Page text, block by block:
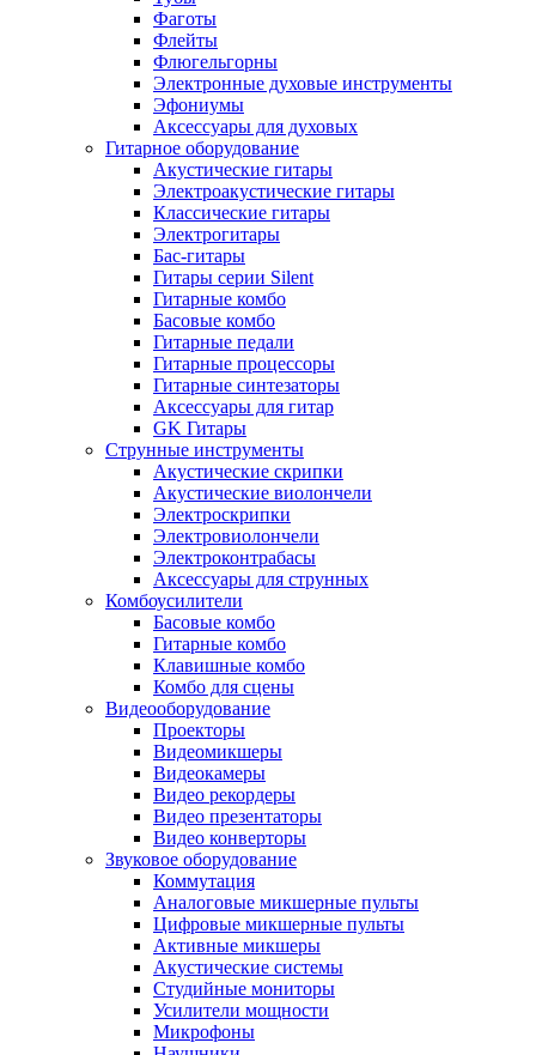
Фаготы
Флейты
Флюгельгорны
Электронные духовые инструменты
Эфониумы
Аксессуары для духовых
Гитарное оборудование
Акустические гитары
Электроакустические гитары
Классические гитары
Электрогитары
Бас-гитары
Гитары серии Silent
Гитарные комбо
Басовые комбо
Гитарные педали
Гитарные процессоры
Гитарные синтезаторы
Аксессуары для гитар
GK Гитары
Струнные инструменты
Акустические скрипки
Акустические виолончели
Электроскрипки
Электровиолончели
Электроконтрабасы
Аксессуары для струнных
Комбоусилители
Басовые комбо
Гитарные комбо
Клавишные комбо
Комбо для сцены
Видеооборудование
Проекторы
Видеомикшеры
Видеокамеры
Видео рекордеры
Видео презентаторы
Видео конверторы
Звуковое оборудование
Коммутация
Аналоговые микшерные пульты
Цифровые микшерные пульты
Активные микшеры
Акустические системы
Студийные мониторы
Усилители мощности
Микрофоны